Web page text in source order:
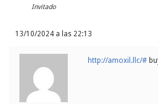
Invitado
13/10/2024 a las 22:13
http://amoxil.llc/#